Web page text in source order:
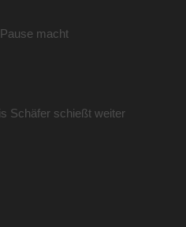
macht
Schäfer schießt weiter